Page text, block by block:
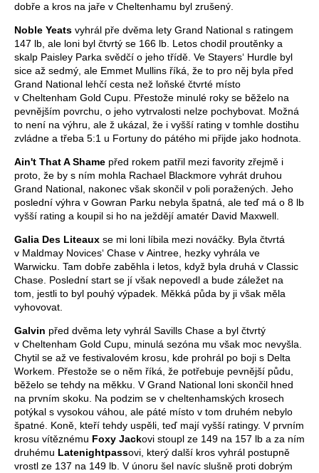
dobře a kros na jaře v Cheltenhamu byl zrušený.
Noble Yeats vyhrál pře dvěma lety Grand National s ratingem
147 lb, ale loni byl čtvrtý se 166 lb. Letos chodil proutěnky a
skalp Paisley Parka svědčí o jeho třídě. Ve Stayers‘ Hurdle byl
sice až sedmý, ale Emmet Mullins říká, že to pro něj byla před
Grand National lehčí cesta než loňské čtvrté místo
v Cheltenham Gold Cupu. Přestože minulé roky se běželo na
pevnějším povrchu, o jeho vytrvalosti nelze pochybovat. Možná
to není na výhru, ale ž ukázal, že i vyšší rating v tomhle dostihu
zvládne a třeba 5:1 u Fortuny do pátého mi přijde jako hodnota.
Ain't That A Shame před rokem patřil mezi favority zřejmě i
proto, že by s ním mohla Rachael Blackmore vyhrát druhou
Grand National, nakonec však skončil v poli poražených. Jeho
poslední výhra v Gowran Parku nebyla špatná, ale teď má o 8 lb
vyšší rating a koupil si ho na ježdějí amatér David Maxwell.
Galia Des Liteaux se mi loni líbila mezi nováčky. Byla čtvrtá
v Maldmay Novices‘ Chase v Aintree, hezky vyhrála ve
Warwicku. Tam dobře zaběhla i letos, když byla druhá v Classic
Chase. Poslední start se jí však nepovedl a bude záležet na
tom, jestli to byl pouhý výpadek. Měkká půda by ji však měla
vyhovovat.
Galvin před dvěma lety vyhrál Savills Chase a byl čtvrtý
v Cheltenham Gold Cupu, minulá sezóna mu však moc nevyšla.
Chytil se až ve festivalovém krosu, kde prohrál po boji s Delta
Workem. Přestože se o něm říká, že potřebuje pevnější půdu,
běželo se tehdy na měkku. V Grand National loni skončil hned
na prvním skoku. Na podzim se v cheltenhamských krosech
potýkal s vysokou váhou, ale páté místo v tom druhém nebylo
špatné. Koně, kteří tehdy uspěli, teď mají vyšší ratingy. V prvním
krosu vítěznému Foxy Jackovi stoupl ze 149 na 157 lb a za ním
druhému Latenightpassovi, který další kros vyhrál postupně
vrostl ze 137 na 149 lb. V únoru šel navíc slušně proti dobrým